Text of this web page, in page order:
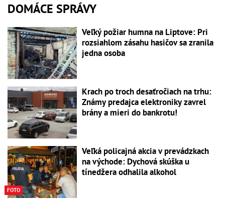
DOMÁCE SPRÁVY
Veľký požiar humna na Liptove: Pri
rozsiahlom zásahu hasičov sa zranila
jedna osoba
Krach po troch desaťročiach na trhu:
Známy predajca elektroniky zavrel
brány a mieri do bankrotu!
FOTO
Veľká policajná akcia v prevádzkach
na východe: Dychová skúška u
tínedžera odhalila alkohol